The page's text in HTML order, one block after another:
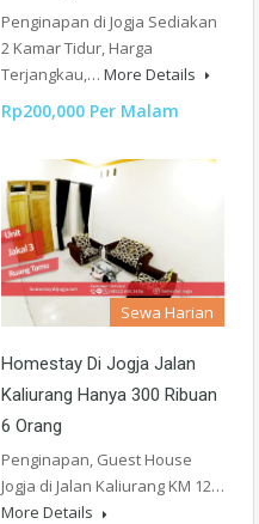
Penginapan di Jogja Sediakan
2 Kamar Tidur, Harga
Terjangkau,… More Details
Rp200,000 Per Malam
Sewa Harian
Homestay Di Jogja Jalan
Kaliurang Hanya 300 Ribuan
6 Orang
Penginapan, Guest House
Jogja di Jalan Kaliurang KM 12…
More Details